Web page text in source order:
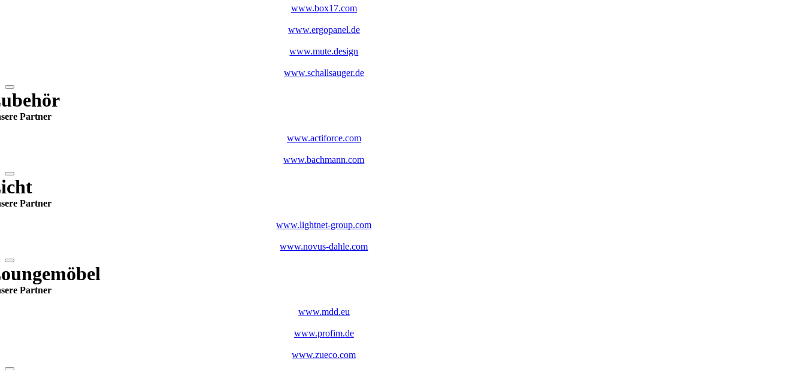
www.box17.com
www.ergopanel.de
www.mute.design
www.schallsauger.de
Partner
www.actiforce.com
www.bachmann.com
Partner
www.lightnet-group.com
www.novus-dahle.com
Partner
www.mdd.eu
www.profim.de
www.zueco.com